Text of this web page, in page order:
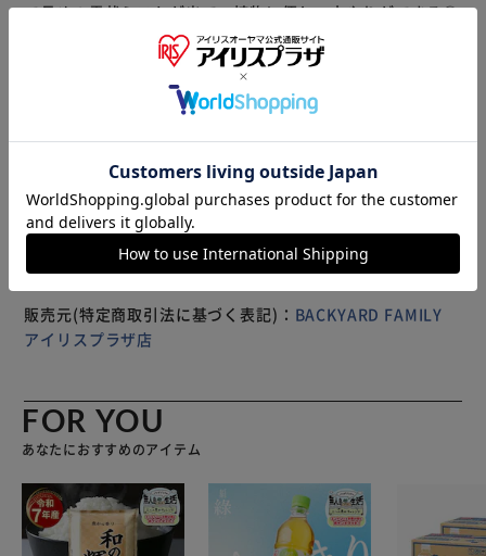
で長めの霧状ミストが出て、植物に優しい水やりができる◎
【手軽なサイズ感】 ボトル本体の容量は約220ml。毎日の
水やりに手に取りやすいサイズ感。 【多用途で活躍】 ミス
ト状にスプレーできるから、観葉植物の水やりから化粧水ス
プレーなど幅広いシーンで活躍！ 【商品配送について】 配
送番号なしの配送になります。
もっと見る
※製品は予告なく仕様を変更する場合がございます。あらか
じめご了承ください。
販売元(特定商取引法に基づく表記)： BACKYARD FAMILY
アイリスプラザ店
FOR YOU
あなたにおすすめのアイテム